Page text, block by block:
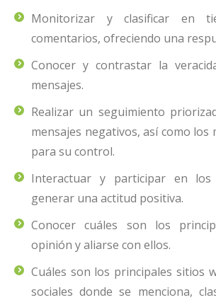
Monitorizar y clasificar en
comentarios, ofreciendo una
Conocer y contrastar la
mensajes.
Realizar un seguimiento
mensajes negativos, así como los
para su control.
Interactuar y participar en los
generar una actitud positiva.
Conocer cuáles son los
opinión y aliarse con ellos.
Cuáles son los principales sitios
sociales donde se menciona,